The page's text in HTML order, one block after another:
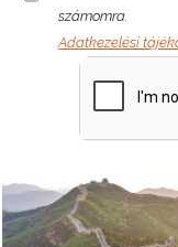
számomra.
Adatkezelési